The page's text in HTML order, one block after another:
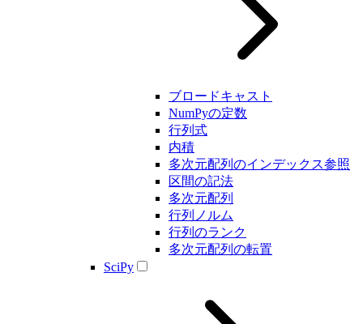
ブロードキャスト
NumPyの定数
行列式
内積
多次元配列のインデックス参照
区間の記法
多次元配列
行列ノルム
行列のランク
多次元配列の転置
SciPy